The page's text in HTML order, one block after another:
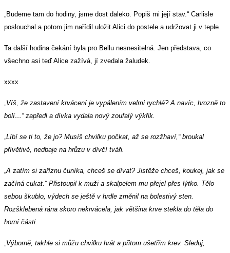
„Budeme tam do hodiny, jsme dost daleko. Popiš mi její stav.“ Carlisle
poslouchal a potom jim nařídil uložit Alici do postele a udržovat ji v teple.
Ta další hodina čekání byla pro Bellu nesnesitelná. Jen představa, co
všechno asi teď Alice zažívá, jí zvedala žaludek.
xxxx
Víš, že zastavení krvácení je vypálením velmi rychlé? A navíc, hrozně to
bolí…“ zapředl a dívka vydala nový zoufalý výkřik.
Líbí se ti to, že jo? Musíš chvilku počkat, až se rozžhaví,“ broukal
přívětivě, nedbaje na hrůzu v dívčí tváři.
A zatím si zaříznu čuníka, chceš se dívat? Jistěže chceš, koukej, jak se
začíná cukat.“ Přistoupil k muži a skalpelem mu přejel přes lýtko. Tělo
sebou škublo, výdech se ještě v hrdle změnil na bolestivý sten.
Rozšklebená rána skoro nekrvácela, jak většina krve stekla do těla do
horní části.
Výborně, takhle si můžu chvilku hrát a přitom ušetřím krev. Sleduj,